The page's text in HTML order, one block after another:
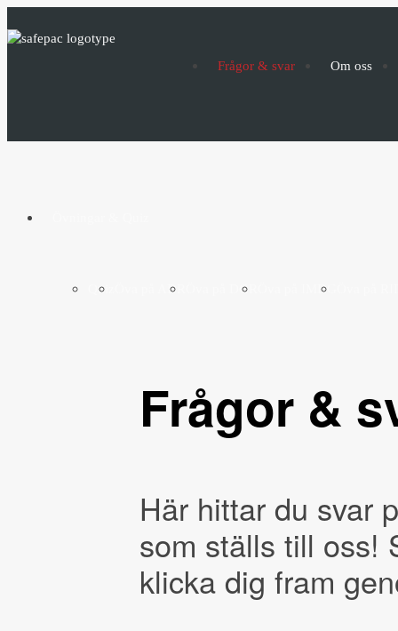
Frågor & svar Om oss
Quiz Öva på ADR Öva på DGR Öva på IMDG
Frågor &
Här hittar du svar
som ställs till oss!
klicka dig fram